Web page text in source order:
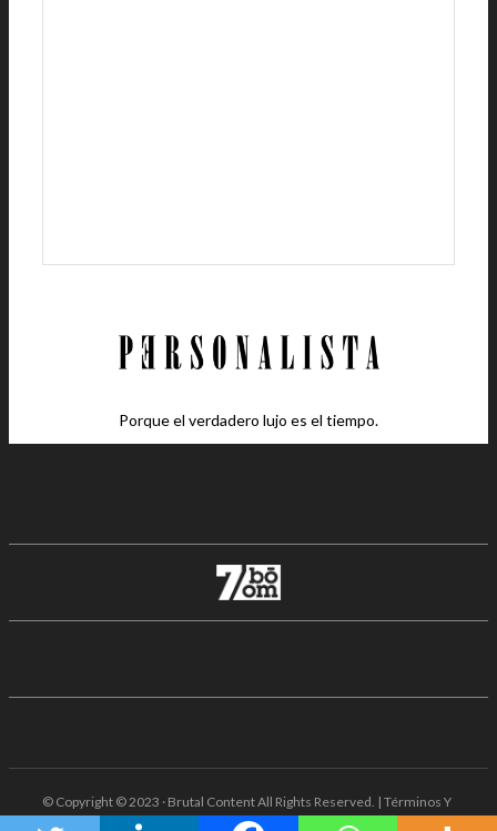
Porque el verdadero lujo es el tiempo.
© Copyright © 2023 · Brutal Content All Rights Reserved. | Términos Y
Condiciones · Aviso De Privacidad